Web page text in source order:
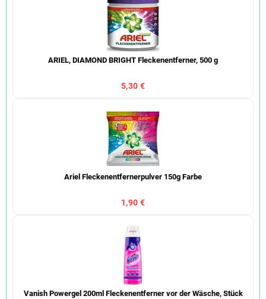
ARIEL, DIAMOND BRIGHT Fleckenentferner, 500 g
5,30 €
Ariel Fleckenentfernerpulver 150g Farbe
1,90 €
Vanish Powergel 200ml Fleckenentferner vor der Wäsche, Stück